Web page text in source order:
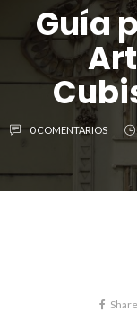
Guía
0 COMENTARIOS
Share